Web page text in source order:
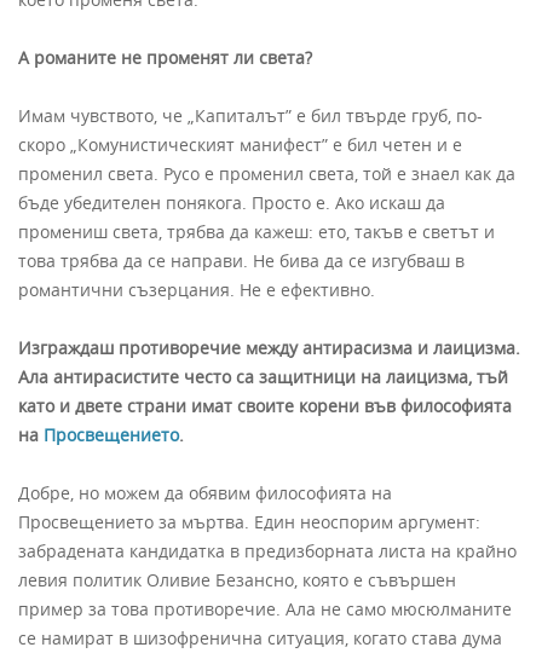
А романите не променят ли света?
Имам чувството, че „Капиталът” е бил твърде груб, по-
скоро „Комунистическият манифест” е бил четен и е
променил света. Русо е променил света, той е знаел как да
бъде убедителен понякога. Просто е. Ако искаш да
промениш света, трябва да кажеш: ето, такъв е светът и
това трябва да се направи. Не бива да се изгубваш в
романтични съзерцания. Не е ефективно.
Изграждаш противоречие между антирасизма и лаицизма.
Ала антирасистите често са защитници на лаицизма, тъй
като и двете страни имат своите корени във философията
на Просвещението.
Добре, но можем да обявим философията на
Просвещението за мъртва. Един неоспорим аргумент:
забрадената кандидатка в предизборната листа на крайно
левия политик Оливие Безансно, която е съвършен
пример за това противоречие. Ала не само мюсюлманите
се намират в шизофренична ситуация, когато става дума